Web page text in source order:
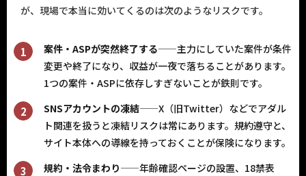
が、現場で本当に効いてくるのは次のようなリスクです。
案件・ASPが突然終了する——主力にしていた案件が条件
変更や終了になり、収益が一夜で落ちることがあります。
1つの案件・ASPに依存しすぎないことが鉄則です。
SNSアカウントの凍結——X（旧Twitter）などでアダル
ト関連を扱うと凍結リスクは常にあります。規約遵守と、
サイト本体への導線を持っておくことが保険になります。
規約・法令まわり——年齢確認ページの設置、18禁表